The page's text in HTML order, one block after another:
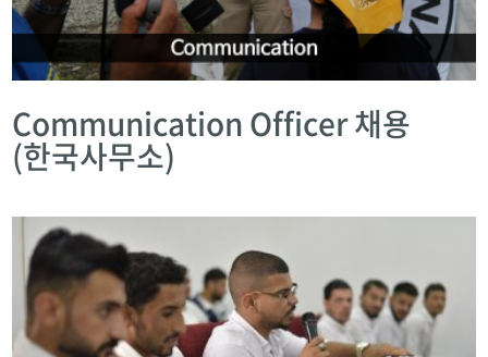
Communication Officer 채용
(한국사무소)